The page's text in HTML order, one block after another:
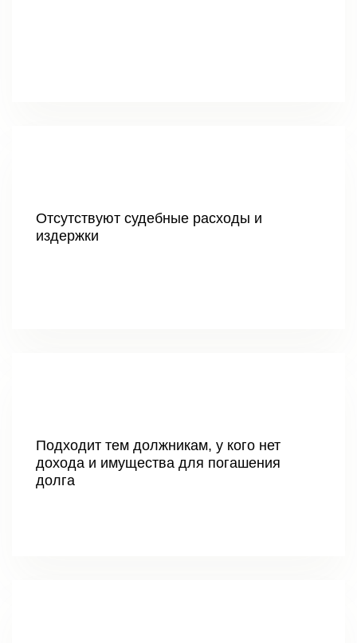
Отсутствуют судебные расходы и
издержки
Подходит тем должникам, у кого нет
дохода и имущества для погашения
долга